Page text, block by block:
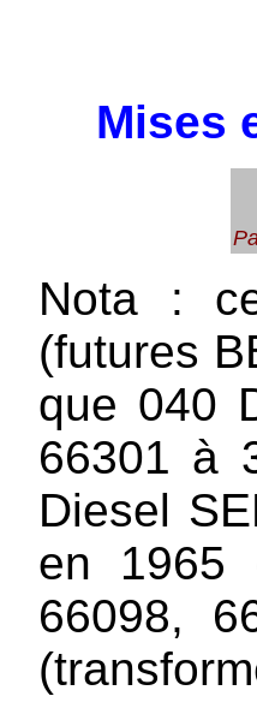
Mises
Nota :
(futures
que 040
66301 à
Diesel
en 1965
66098,